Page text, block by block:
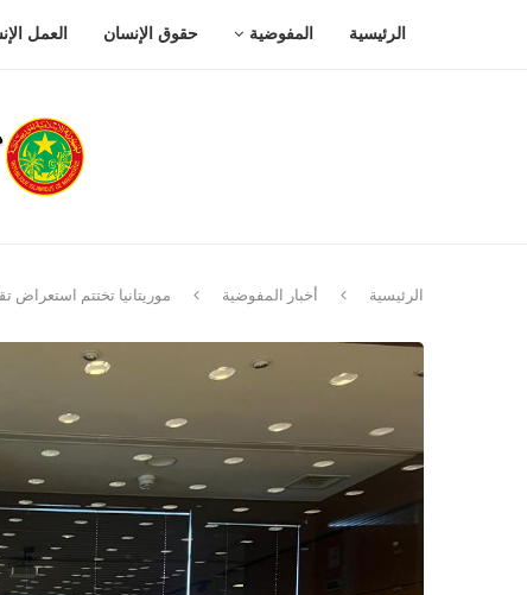
الرئيسية المفوضية حقوق الإنسان العمل
الرئيسية أخبار المفوضية موريتانيا تختتم استعراض